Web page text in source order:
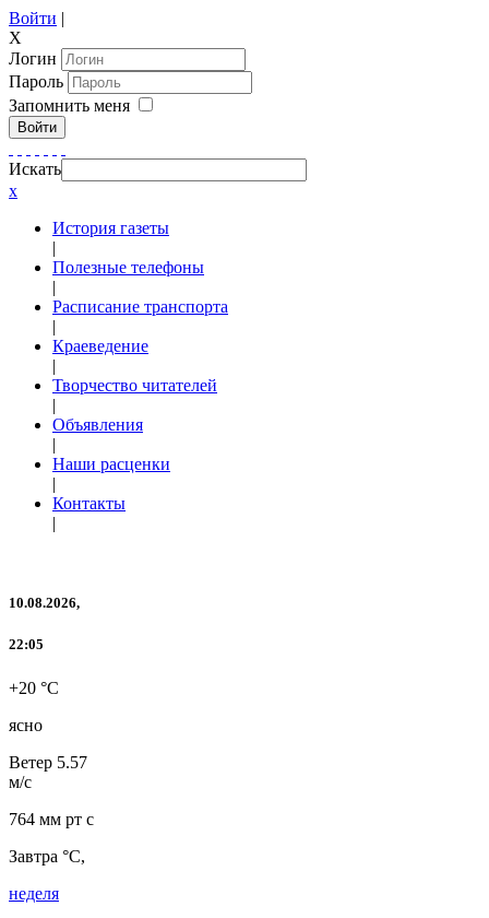
Войти |
X
Логин
Пароль
Запомнить меня
Войти
Искать
x
История газеты
|
Полезные телефоны
|
Расписание транспорта
|
Краеведение
|
Творчество читателей
|
Объявления
|
Наши расценки
|
Контакты
|
10.08.2026,
22:05
+20 °C
ясно
Ветер 5.57
м/с
764 мм рт с
Завтра °C,
неделя